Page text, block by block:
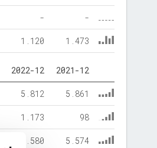
- -
1.120 1.473
2022-12 2021-12
5.812 5.861
1.173 98
6.580 5.574